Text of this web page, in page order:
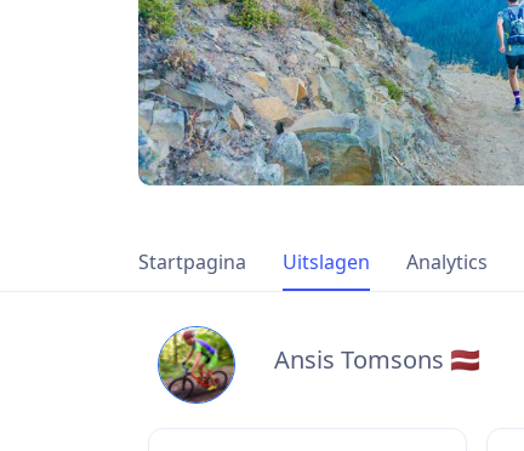
Startpagina Uitslagen Analytics
Ansis Tomsons 🇱🇻